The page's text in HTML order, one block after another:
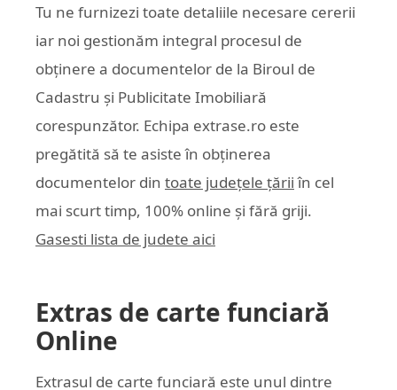
Tu ne furnizezi toate detaliile necesare cererii
iar noi gestionăm integral procesul de
obținere a documentelor de la Biroul de
Cadastru și Publicitate Imobiliară
corespunzător. Echipa extrase.ro este
pregătită să te asiste în obținerea
documentelor din toate județele țării în cel
mai scurt timp, 100% online și fără griji.
Gasesti lista de judete aici
Extras de carte funciară
Online
Extrasul de carte funciară este unul dintre